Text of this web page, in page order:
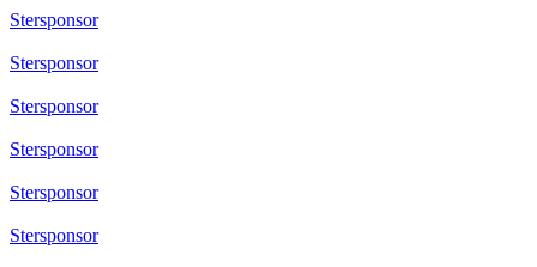
Stersponsor
Stersponsor
Stersponsor
Stersponsor
Stersponsor
Stersponsor